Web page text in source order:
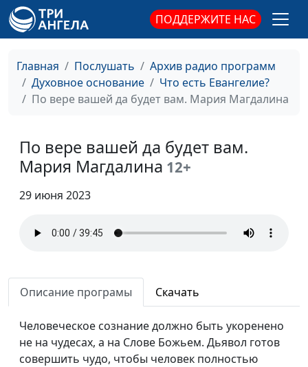
ПОДДЕРЖИТЕ НАС
Главная Послушать
Архив радио программ
Духовное основание
Что есть Евангелие?
По вере вашей да будет вам. Мария Магдалина
По вере вашей да будет вам.
Мария Магдалина 12+
29 июня 2023
Описание програмы Скачать
Человеческое сознание должно быть укоренено
не на чудесах, а на Слове Божьем. Дьявол готов
совершить чудо, чтобы человек полностью
Вера, действующая
Юлия Уткина,
священнослужитель и
Елена Варнавская
Кто будет жить вечно?
Юлия Уткина,
священнослужитель и
Елена Варнавская
неверию
Елена Варнавская
Христом
священнослужитель и
Жизнь и смерть души
Юлия Уткина,
Николай Кунцевич,
#19